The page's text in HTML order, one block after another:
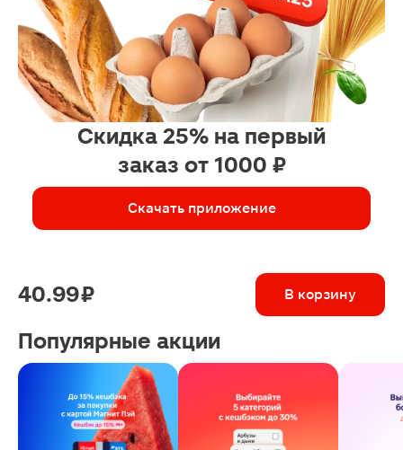
Скидка 25% на первый
заказ от 1000 ₽
Скачать приложение
40.99 ₽ В корзину
Популярные акции